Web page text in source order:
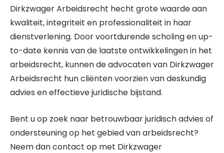
Dirkzwager Arbeidsrecht hecht grote waarde aan
kwaliteit, integriteit en professionaliteit in haar
dienstverlening. Door voortdurende scholing en up-
to-date kennis van de laatste ontwikkelingen in het
arbeidsrecht, kunnen de advocaten van Dirkzwager
Arbeidsrecht hun cliënten voorzien van deskundig
advies en effectieve juridische bijstand.
Bent u op zoek naar betrouwbaar juridisch advies of
ondersteuning op het gebied van arbeidsrecht?
Neem dan contact op met Dirkzwager